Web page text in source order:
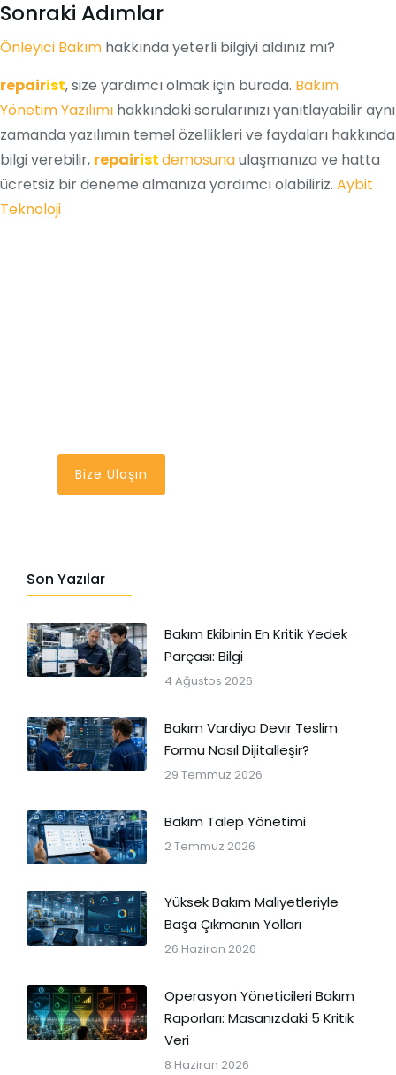
Sonraki Adımlar
Önleyici Bakım hakkında yeterli bilgiyi aldınız mı?
repairist, size yardımcı olmak için burada. Bakım
Yönetim Yazılımı hakkındaki sorularınızı yanıtlayabilir aynı
zamanda yazılımın temel özellikleri ve faydaları hakkında
bilgi verebilir, repairistdemosunaulaşmanıza ve hatta
ücretsiz bir deneme almanıza yardımcı olabiliriz. Aybit
Teknoloji
Bize Ulaşın
Son Yazılar
Bakım Ekibinin En Kritik Yedek
Parçası: Bilgi
4 Ağustos 2026
Bakım Vardiya Devir Teslim
Formu Nasıl Dijitalleşir?
29 Temmuz 2026
Bakım Talep Yönetimi
2 Temmuz 2026
Yüksek Bakım Maliyetleriyle
Başa Çıkmanın Yolları
26 Haziran 2026
Operasyon Yöneticileri Bakım
Raporları: Masanızdaki 5 Kritik
Veri
8 Haziran 2026